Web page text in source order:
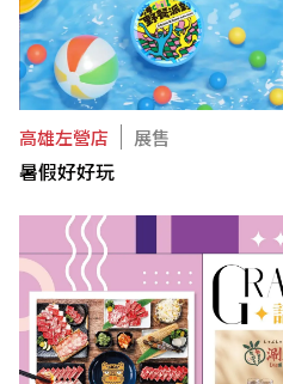
高雄左營店 展售
暑假好好玩